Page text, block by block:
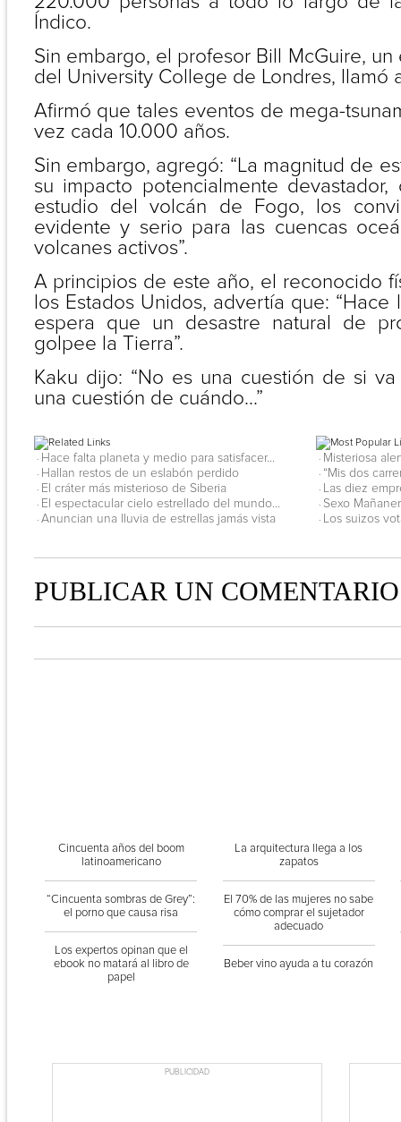
Índico.
Sin embargo, el profesor Bill McGuire,
del University College de Londres, llamó
Afirmó que tales eventos de mega-
vez cada 10.000 años.
Sin embargo, agregó: “La magnitud de
su impacto potencialmente
estudio del volcán de Fogo, los
evidente y serio para las cuencas
volcanes activos”.
A principios de este año, el reconocido
los Estados Unidos, advertía que:
espera que un desastre natural de
golpee la Tierra”.
Kaku dijo: “No es una cuestión de si
una cuestión de cuándo...”
· Hace falta planeta y medio para satisfacer...
· Hallan restos de un eslabón perdido
· El cráter más misterioso de Siberia
· El espectacular cielo estrellado del mundo...
· Anuncian una lluvia de estrellas jamás vista
· Misteriosa
· “Mis dos
· Las diez
· Sexo
· Los suizos
PUBLICAR UN COMENTARIO
Cincuenta años del boom
latinoamericano
“Cincuenta sombras de Grey”:
el porno que causa risa
Los expertos opinan que el
ebook no matará al libro de
papel
La arquitectura llega a los
zapatos
El 70% de las mujeres no sabe
cómo comprar el sujetador
adecuado
Beber vino ayuda a tu corazón
PUBLICIDAD